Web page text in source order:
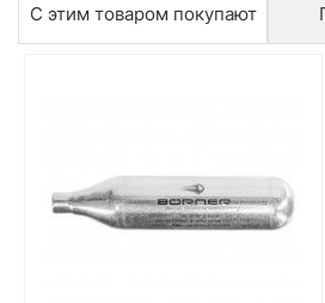
С этим товаром покупают